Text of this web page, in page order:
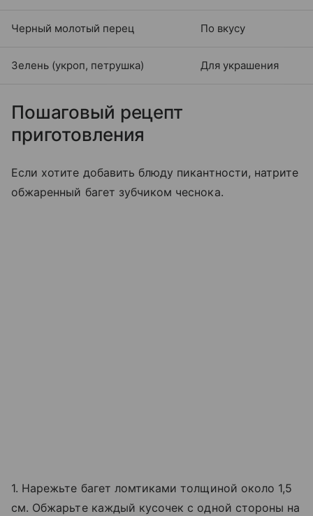
Черный молотый перец По вкусу
Зелень (укроп, петрушка) Для украшения
Пошаговый рецепт
приготовления
Если хотите добавить блюду пикантности, натрите
обжаренный багет зубчиком чеснока.
1. Нарежьте багет ломтиками толщиной около 1,5
см. Обжарьте каждый кусочек с одной стороны на